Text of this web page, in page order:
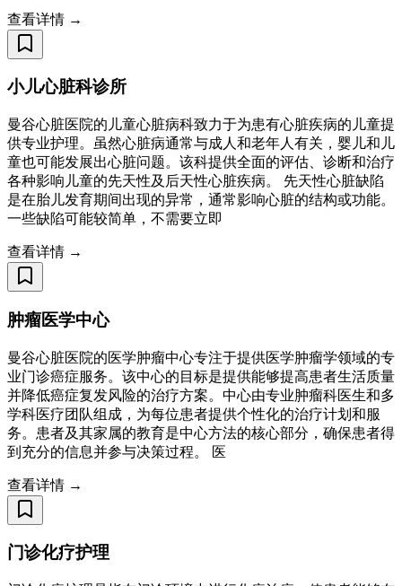
查看详情 →
小儿心脏科诊所
曼谷心脏医院的儿童心脏病科致力于为患有心脏疾病的儿童提
供专业护理。虽然心脏病通常与成人和老年人有关，婴儿和儿
童也可能发展出心脏问题。该科提供全面的评估、诊断和治疗
各种影响儿童的先天性及后天性心脏疾病。 先天性心脏缺陷
是在胎儿发育期间出现的异常，通常影响心脏的结构或功能。
一些缺陷可能较简单，不需要立即
查看详情 →
肿瘤医学中心
曼谷心脏医院的医学肿瘤中心专注于提供医学肿瘤学领域的专
业门诊癌症服务。该中心的目标是提供能够提高患者生活质量
并降低癌症复发风险的治疗方案。中心由专业肿瘤科医生和多
学科医疗团队组成，为每位患者提供个性化的治疗计划和服
务。患者及其家属的教育是中心方法的核心部分，确保患者得
到充分的信息并参与决策过程。 医
查看详情 →
门诊化疗护理